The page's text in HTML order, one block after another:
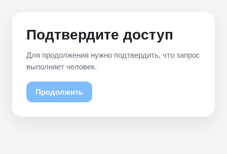
Подтвердите доступ
Для продолжения нужно подтвердить, что запрос
выполняет человек.
Продолжить